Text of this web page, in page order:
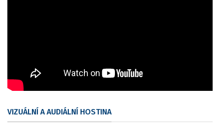
VIZUÁLNÍ A AUDIÁLNÍ HOSTINA